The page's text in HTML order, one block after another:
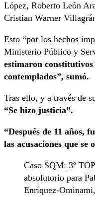
López, Roberto León
Cristian Warner
Esto “por los hechos
Ministerio Público y
estimaron
contemplados”, sumó.
Tras ello, y a través de
“Se hizo justicia”.
“Después de 11 años,
las acusaciones que
Caso SQM: 3º
absolutorio para
Enríquez-